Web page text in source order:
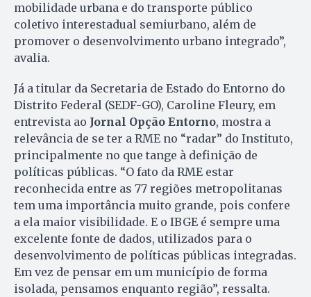
mobilidade urbana e do transporte público
coletivo interestadual semiurbano, além de
promover o desenvolvimento urbano integrado”,
avalia.
Já a titular da Secretaria de Estado do Entorno do
Distrito Federal (SEDF-GO), Caroline Fleury, em
entrevista ao Jornal Opção Entorno, mostra a
relevância de se ter a RME no “radar” do Instituto,
principalmente no que tange à definição de
políticas públicas. “O fato da RME estar
reconhecida entre as 77 regiões metropolitanas
tem uma importância muito grande, pois confere
a ela maior visibilidade. E o IBGE é sempre uma
excelente fonte de dados, utilizados para o
desenvolvimento de políticas públicas integradas.
Em vez de pensar em um município de forma
isolada, pensamos enquanto região”, ressalta.